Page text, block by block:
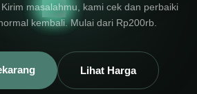
masalahmu, kami cek dan perbaiki
kembali. Mulai dari Rp200rb.
Lihat Harga